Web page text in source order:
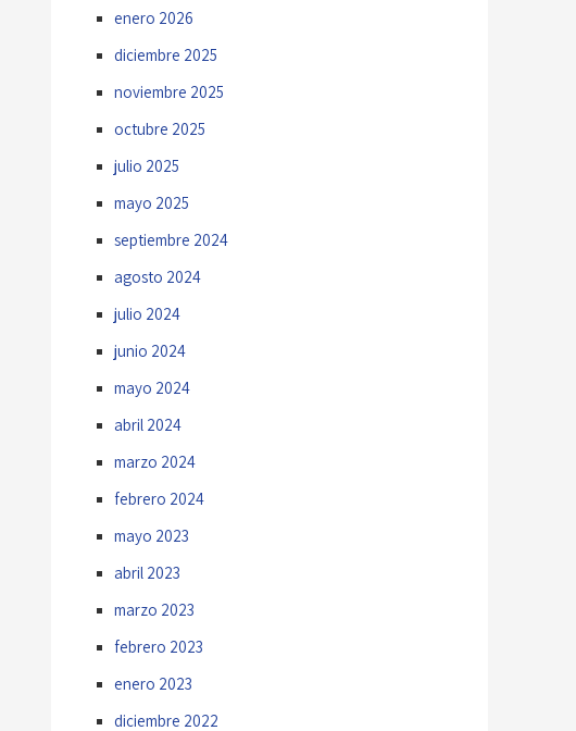
enero 2026
diciembre 2025
noviembre 2025
octubre 2025
julio 2025
mayo 2025
septiembre 2024
agosto 2024
julio 2024
junio 2024
mayo 2024
abril 2024
marzo 2024
febrero 2024
mayo 2023
abril 2023
marzo 2023
febrero 2023
enero 2023
diciembre 2022